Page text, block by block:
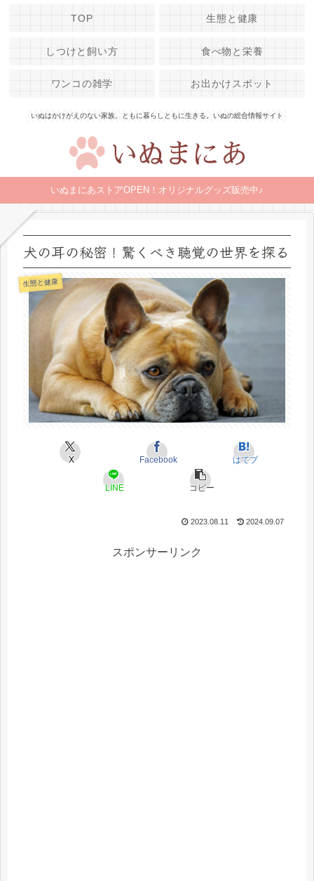
いぬはかけがえのない家族。ともに暮らしともに生きる。いぬの総合情報サイト
TOP 生態と健康
しつけと飼い方 食べ物と栄養
ワンコの雑学 お出かけスポット
いぬまにあストアOPEN！オリジナルグッズ販売中♪
犬の耳の秘密！驚くべき聴覚の世界を探る
生態と健康
X Facebook はてブ
LINE コピー
2023.08.11 2024.09.07
スポンサーリンク